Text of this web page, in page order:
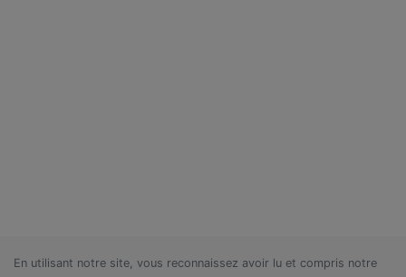
En utilisant notre site, vous reconnaissez avoir lu et compris notre